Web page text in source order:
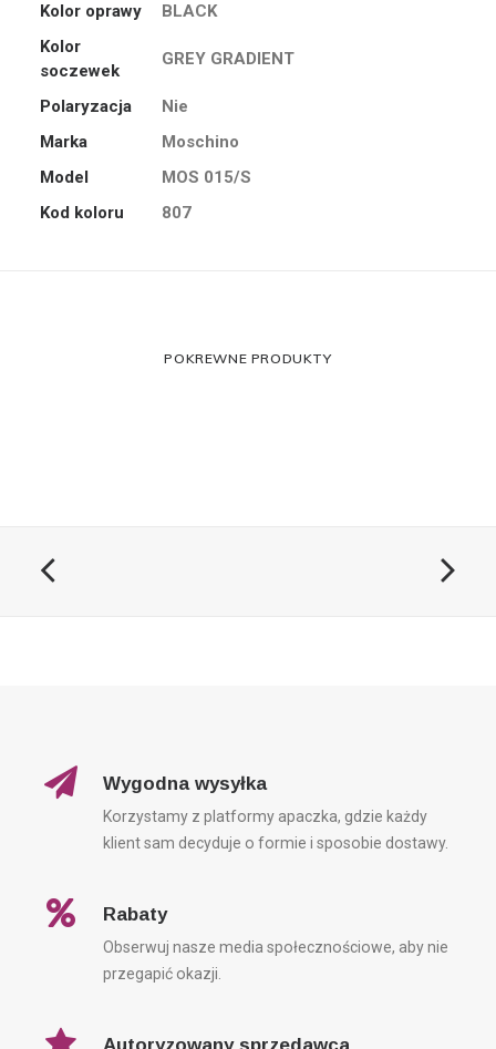
Kolor oprawy
BLACK
Kolor
soczewek
GREY GRADIENT
Polaryzacja
Nie
Marka
Moschino
Model
MOS 015/S
Kod koloru
807
POKREWNE PRODUKTY
Wygodna wysyłka
Korzystamy z platformy apaczka, gdzie każdy
klient sam decyduje o formie i sposobie dostawy.
Rabaty
Obserwuj nasze media społecznościowe, aby nie
przegapić okazji.